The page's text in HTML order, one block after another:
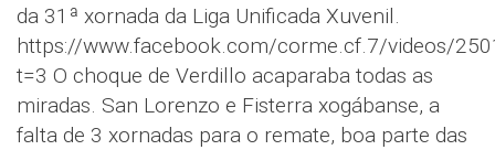
da 31ª xornada da Liga Unificada Xuvenil.
https://www.facebook.com/corme.cf.7/videos/
t=3 O choque de Verdillo acaparaba todas as
miradas. San Lorenzo e Fisterra xogábanse, a
falta de 3 xornadas para o remate, boa parte das